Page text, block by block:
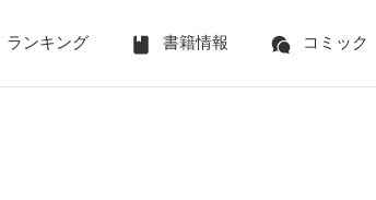
ランキング 書籍情報 コミック